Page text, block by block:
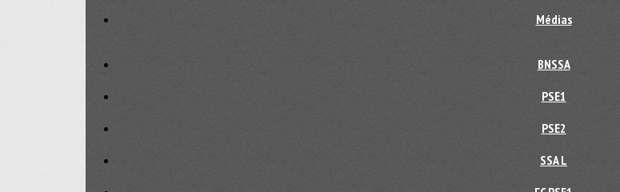
Médias
BNSSA
PSE1
PSE2
SSA L